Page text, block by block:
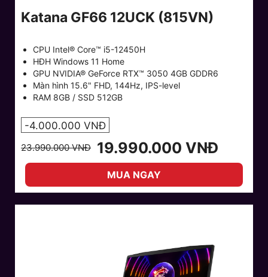
Katana GF66 12UCK (815VN)
CPU Intel® Core™ i5-12450H
HĐH Windows 11 Home
GPU NVIDIA® GeForce RTX™ 3050 4GB GDDR6
Màn hình 15.6" FHD, 144Hz, IPS-level
RAM 8GB / SSD 512GB
-4.000.000 VNĐ
23.990.000 VNĐ 19.990.000 VNĐ
MUA NGAY